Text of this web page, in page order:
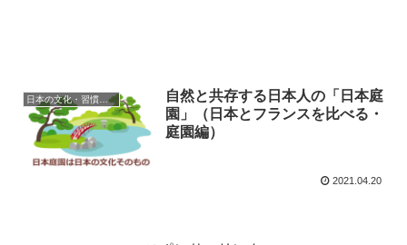
日本の文化・習慣を知る
自然と共存する日本人の「日本庭
園」（日本とフランスを比べる・
庭園編）
2021.04.20